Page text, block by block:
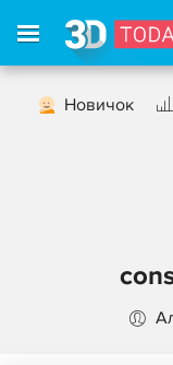
Новичок